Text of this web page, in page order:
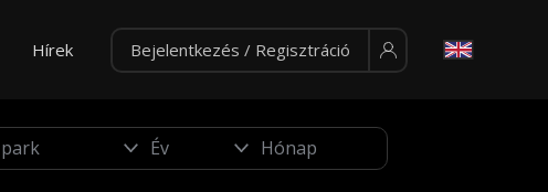
Hírek Bejelentkezés / Regisztráció